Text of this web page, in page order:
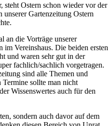
steht Ostern schon wieder vor der
unserer Gartenzeitung Ostern
an die Vorträge unserer
im Vereinshaus. Die beiden ersten
und waren sehr gut in der
fachlich/sachlich vorgetragen.
sind alle Themen und
sollte man nicht
Wissenswertes auch für den
sondern auch davor auf dem